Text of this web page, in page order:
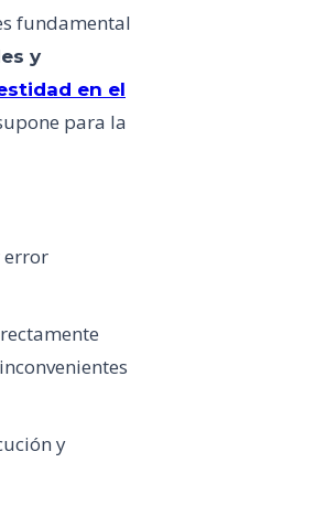
fundamental
y
en el
para la
error
y